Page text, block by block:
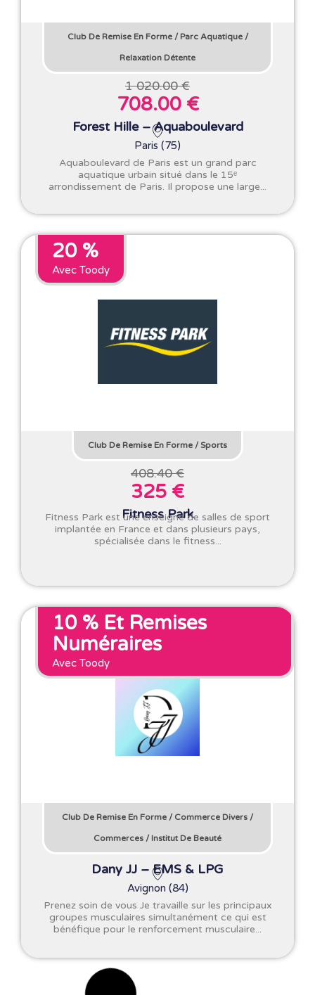
Club De Remise En Forme/ Parc Aquatique/
Relaxation Détente
1 020.00 €
708.00 €
Forest Hille – Aquaboulevard
Paris (75)
Aquaboulevard de Paris est un grand parc
aquatique urbain situé dans le 15ᵉ
arrondissement de Paris. Il propose une large...
20 %
Avec Toody
Club De Remise En Forme /Sports
408.40 €
325 €
Fitness Park
Fitness Park est une enseigne de salles de sport
implantée en France et dans plusieurs pays,
spécialisée dans le fitness...
10 % Et Remises
Numéraires
Avec Toody
Club De Remise En Forme / Commerce Divers /
Commerces / Institut De Beauté
Dany JJ – EMS & LPG
Avignon (84)
Prenez soin de vous Je travaille sur les principaux
groupes musculaires simultanément ce qui est
bénéfique pour le renforcement musculaire...